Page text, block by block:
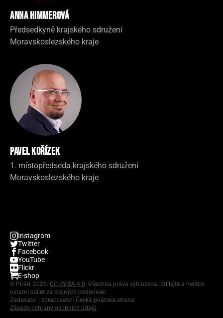
Anna Himmerová
Předsedkyně krajského sdružení
Moravskoslezského kraje
Pavel Kořízek
1. místopředseda krajského sdružení
Moravskoslezského kraje
Instagram
Twitter
Facebook
YouTube
Flickr
E-shop
© Piráti, 2026. CC-BY-SA 4.0. Všechna práva vyhlazena. Sdílejte a nechte
ostatní sdílet za stejných podmínek.
Zadavatel | zpracovatel: Česká pirátská strana
Zásady ochrany osobních údajů